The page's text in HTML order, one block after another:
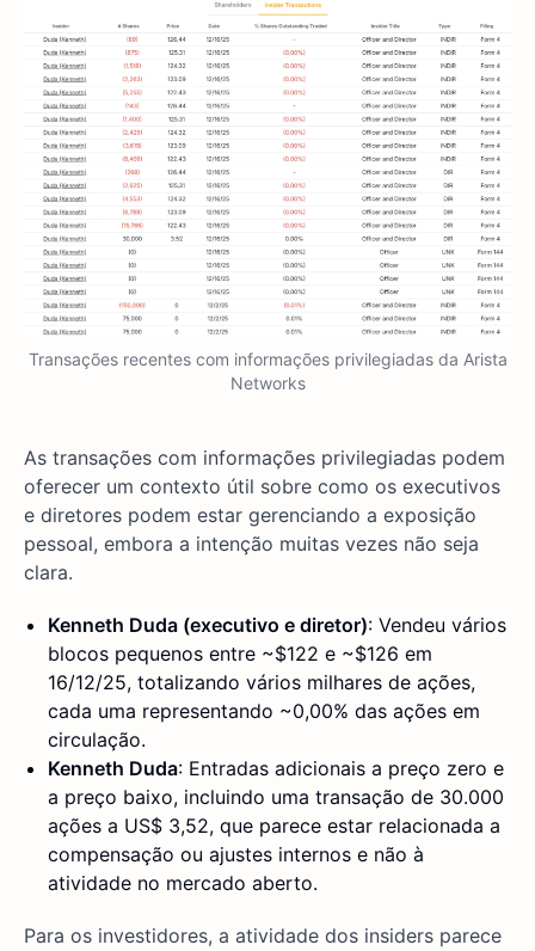
Transações recentes com informações privilegiadas da Arista
Networks
As transações com informações privilegiadas podem
oferecer um contexto útil sobre como os executivos
e diretores podem estar gerenciando a exposição
pessoal, embora a intenção muitas vezes não seja
clara.
Kenneth Duda (executivo e diretor): Vendeu vários
blocos pequenos entre ~$122 e ~$126 em
16/12/25, totalizando vários milhares de ações,
cada uma representando ~0,00% das ações em
circulação.
Kenneth Duda: Entradas adicionais a preço zero e
a preço baixo, incluindo uma transação de 30.000
ações a US$ 3,52, que parece estar relacionada a
compensação ou ajustes internos e não à
atividade no mercado aberto.
Para os investidores, a atividade dos insiders parece